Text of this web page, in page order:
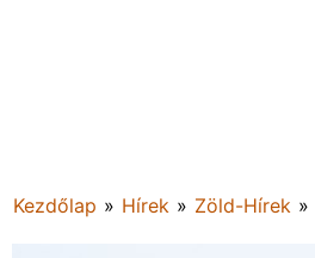
Kezdőlap » Hírek » Zöld-Hírek »